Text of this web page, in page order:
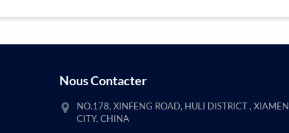
Nous Contacter
NO.178, XINFENG ROAD, HULI DISTRICT , XIAMEN
CITY, CHINA